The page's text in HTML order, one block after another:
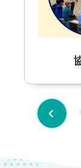
2026年7月31日
【将来医師を
自
道の駅